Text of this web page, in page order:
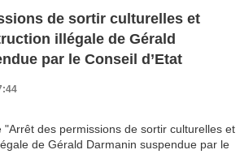
de sortir culturelles et
illégale de Gérald
par le Conseil d’Etat